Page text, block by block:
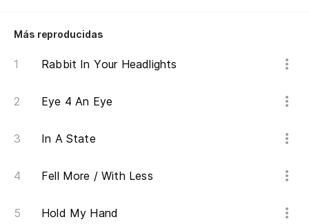
Más reproducidas
Rabbit In Your Headlights
Eye 4 An Eye
In A State
Fell More / With Less
Hold My Hand